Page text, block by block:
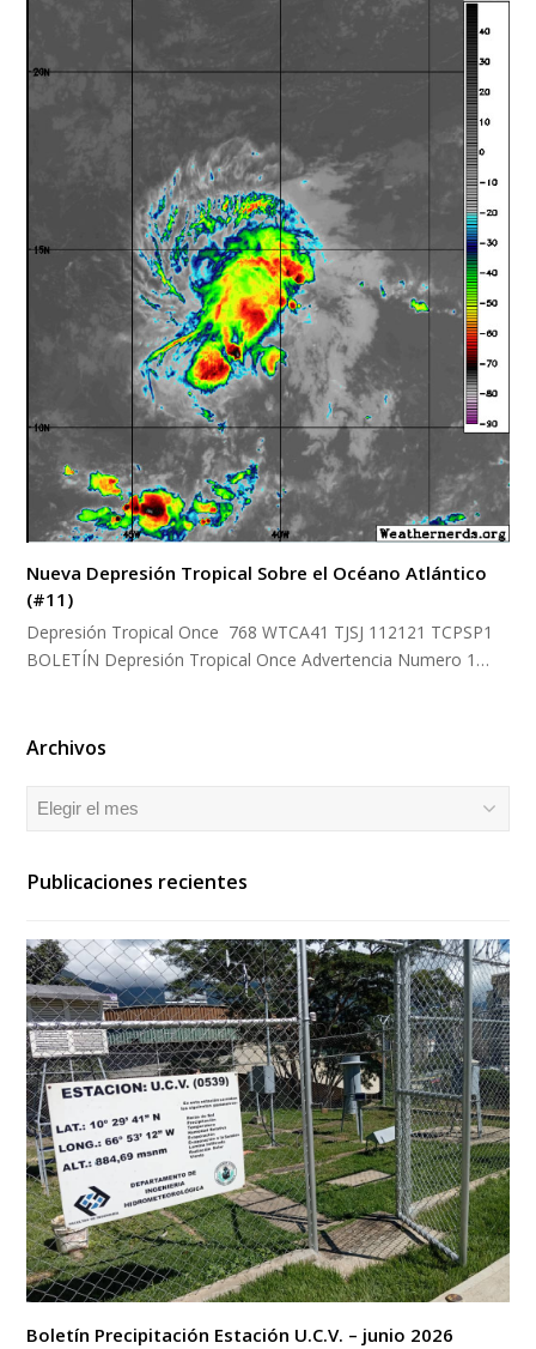
Nueva Depresión Tropical Sobre el Océano Atlántico
(#11)
Depresión Tropical Once 768 WTCA41 TJSJ 112121 TCPSP1
BOLETÍN Depresión Tropical Once Advertencia Numero 1…
Archivos
Archivos
Publicaciones recientes
Boletín Precipitación Estación U.C.V. – junio 2026